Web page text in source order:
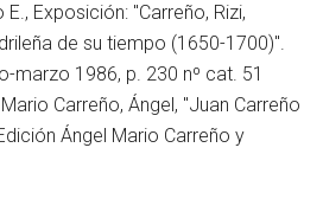
Exposición: ''Carreño, Rizi,
de su tiempo (1650-1700)''.
marzo 1986, p. 230 nº cat. 51
Carreño, Ángel, ''Juan Carreño
Ángel Mario Carreño y